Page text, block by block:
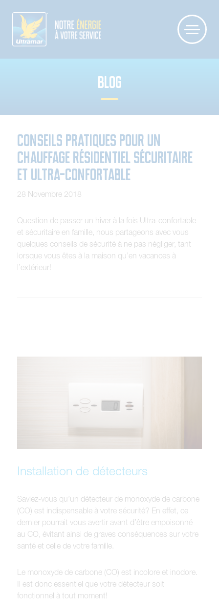
BLOG
Conseils pratiques pour un
chauffage résidentiel sécuritaire
et Ultra-confortable
28 Novembre 2018
Question de passer un hiver à la fois Ultra-confortable
et sécuritaire en famille, nous partageons avec vous
quelques conseils de sécurité à ne pas négliger, tant
lorsque vous êtes à la maison qu’en vacances à
l’extérieur!
Installation de détecteurs
Saviez-vous qu’un détecteur de monoxyde de carbone
(CO) est indispensable à votre sécurité? En effet, ce
dernier pourrait vous avertir avant d’être empoisonné
au CO, évitant ainsi de graves conséquences sur votre
santé et celle de votre famille.
Le monoxyde de carbone (CO) est incolore et inodore.
Il est donc essentiel que votre détecteur soit
fonctionnel à tout moment!